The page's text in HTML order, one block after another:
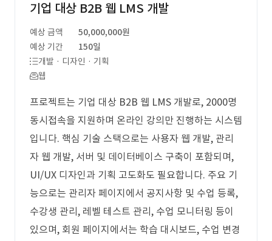
기업 대상 B2B 웹 LMS 개발
예상 금액
50,000,000원
예상 기간
150일
개발 · 디자인 · 기획
웹
프로젝트는 기업 대상 B2B 웹 LMS 개발로, 2000명
동시접속을 지원하며 온라인 강의만 진행하는 시스템
입니다. 핵심 기술 스택으로는 사용자 웹 개발, 관리
자 웹 개발, 서버 및 데이터베이스 구축이 포함되며,
UI/UX 디자인과 기획 고도화도 필요합니다. 주요 기
능으로는 관리자 페이지에서 공지사항 및 수업 등록,
수강생 관리, 레벨 테스트 관리, 수업 모니터링 등이
있으며, 회원 페이지에서는 학습 대시보드, 수업 변경